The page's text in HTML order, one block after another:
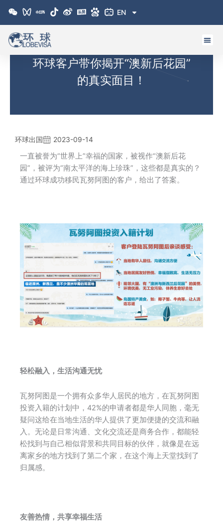
EN
环球客户带你揭开“澳新后花园”
的真实面目！
环球出国 2023-09-14
一直被誉为“世界上”幸福的国家，被视作“澳新后花
园”，被评为“南太平洋的海上珍珠”，这些都是真实的？
通过环球成功移民瓦努阿图的客户，给出了答案。
轻松融入，生活沟通无忧
瓦努阿图是一个拥有众多华人居民的地方，在瓦努阿图
投资入籍的计划中，42%的申请者都是华人同胞，毫无
疑问这给在当地生活的华人提供了更加便捷的交流和融
入。无论是日常沟通、文化交流还是商务合作，都能轻
松找到与自己相似背景和共同目标的伙伴，就像是在远
离家乡的地方找到了第二个家，在这个海上天堂找到了
归属感。
友善热情，共享幸福生活